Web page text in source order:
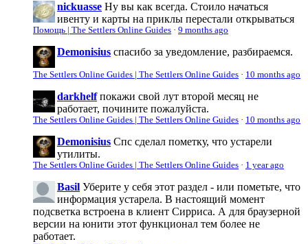
nickuasse Ну вы как всегда. Стоило начаться
ивенту и карты на приклы перестали открываться
Помощь | The Settlers Online Guides · 9 months ago
Demonisius спасибо за уведомление, разбираемся.
The Settlers Online Guides | The Settlers Online Guides · 10 months ago
darkhelf покажи свой лут второй месяц не
работает, почините пожалуйста.
The Settlers Online Guides | The Settlers Online Guides · 10 months ago
Demonisius Спс сделал пометку, что устарели
утилиты.
The Settlers Online Guides | The Settlers Online Guides · 1 year ago
Basil Уберите у себя этот раздел - или пометьте, что
информация устарела. В настоящий момент
подсветка встроена в клиент Сирриса. А для браузерной
версии на юнити этот функционал тем более не
работает.